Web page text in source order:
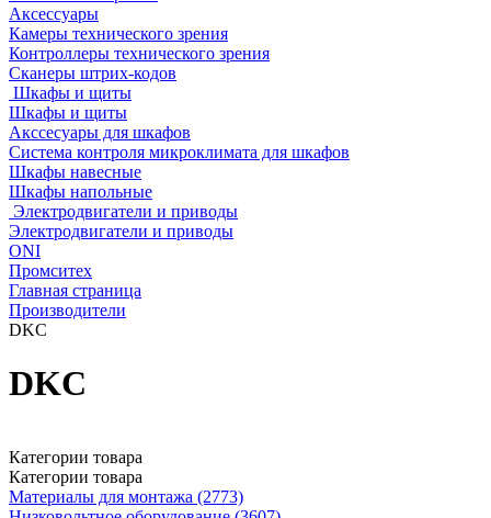
Аксессуары
Камеры технического зрения
Контроллеры технического зрения
Сканеры штрих-кодов
Шкафы и щиты
Шкафы и щиты
Акссесуары для шкафов
Система контроля микроклимата для шкафов
Шкафы навесные
Шкафы напольные
Электродвигатели и приводы
Электродвигатели и приводы
ONI
Промситех
Главная страница
Производители
DKC
DKC
Категории товара
Категории товара
Материалы для монтажа (2773)